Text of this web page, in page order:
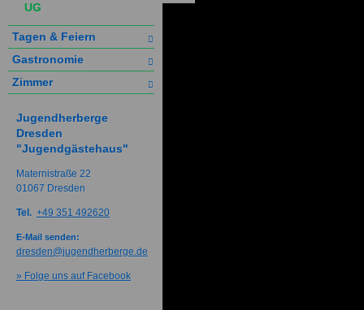
UG
Tagen & Feiern
Gastronomie
Zimmer
Jugendherberge
Dresden
"Jugendgästehaus"
Maternistraße 22
01067 Dresden
Tel. +49 351 492620
E-Mail senden:
dresden@jugendherberge.de
» Folge uns auf Facebook